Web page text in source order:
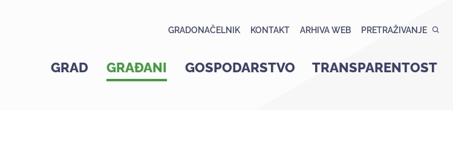
GRADONAČELNIK KONTAKT ARHIVA WEB PRETRAŽIVANJE
GRAD GRAĐANI GOSPODARSTVO TRANSPARENTOST